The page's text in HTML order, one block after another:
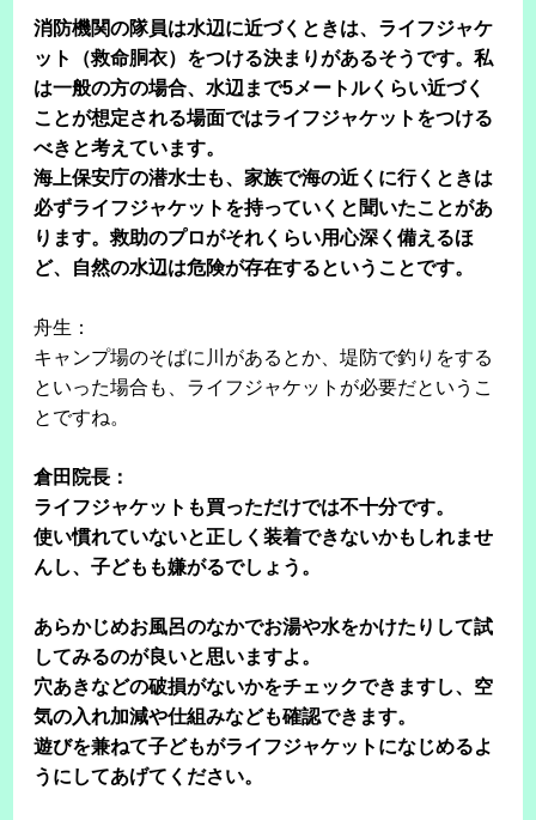
消防機関の隊員は水辺に近づくときは、ライフジャケ
ット（救命胴衣）をつける決まりがあるそうです。私
は一般の方の場合、水辺まで5メートルくらい近づく
ことが想定される場面ではライフジャケットをつける
べきと考えています。
海上保安庁の潜水士も、家族で海の近くに行くときは
必ずライフジャケットを持っていくと聞いたことがあ
ります。救助のプロがそれくらい用心深く備えるほ
ど、自然の水辺は危険が存在するということです。
舟生：
キャンプ場のそばに川があるとか、堤防で釣りをする
といった場合も、ライフジャケットが必要だというこ
とですね。
倉田院長：
ライフジャケットも買っただけでは不十分です。
使い慣れていないと正しく装着できないかもしれませ
んし、子どもも嫌がるでしょう。
あらかじめお風呂のなかでお湯や水をかけたりして試
してみるのが良いと思いますよ。
穴あきなどの破損がないかをチェックできますし、空
気の入れ加減や仕組みなども確認できます。
遊びを兼ねて子どもがライフジャケットになじめるよ
うにしてあげてください。